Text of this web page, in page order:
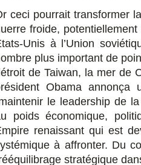
ceci pourrait transformer
froide,
Unis à l’Union
plus important de
de Taiwan, la mer de
Obama annonça
le leadership de
poids économique,
renaissant qui est
à affronter. Du
stratégique